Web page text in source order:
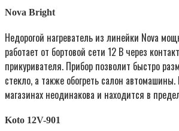
Nova Bright
Недорогой нагреватель из линейки Nova
работает от бортовой сети 12 В через
прикуривателя. Прибор позволит быстро
стекло, а также обогреть салон
магазинах неодинакова и находится в
Koto 12V-901